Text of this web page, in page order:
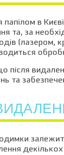
папілом в
та, за
(лазером,
після
та